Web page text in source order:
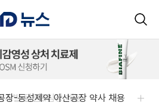
개발 팀원&팀장 채용
장-동성제약 아산공장 약사 채용